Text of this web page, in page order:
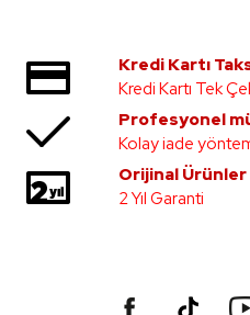
Kredi Kartı
Kredi Kartı Tek
Profesyonel
Kolay iade
Orijinal Ürünler
2 Yıl Garanti